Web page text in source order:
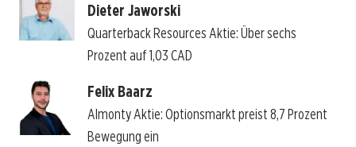
Dieter Jaworski
Quarterback Resources Aktie: Über sechs
Prozent auf 1,03 CAD
Felix Baarz
Almonty Aktie: Optionsmarkt preist 8,7 Prozent
Bewegung ein